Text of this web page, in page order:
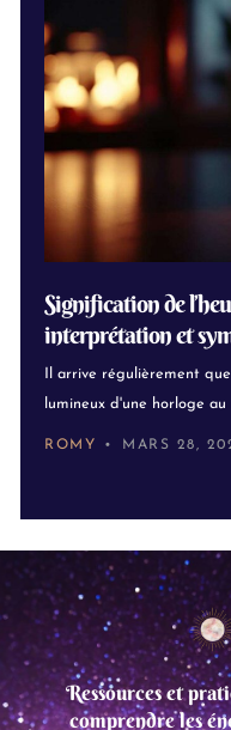
Signification de
interprétation et
Il arrive régulièrement
lumineux d'une horloge
ROMY MARS 28,
Ressources et
comprendre les